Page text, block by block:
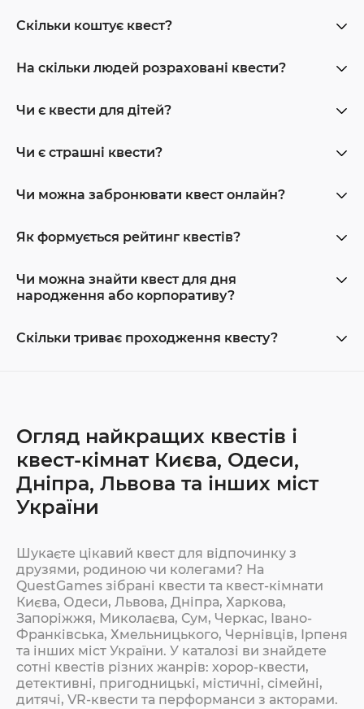
Скільки коштує квест?
На скільки людей розраховані квести?
Чи є квести для дітей?
Чи є страшні квести?
Чи можна забронювати квест онлайн?
Як формується рейтинг квестів?
Чи можна знайти квест для дня
народження або корпоративу?
Скільки триває проходження квесту?
Огляд найкращих квестів і
квест-кімнат Києва, Одеси,
Дніпра, Львова та інших міст
України
Шукаєте цікавий квест для відпочинку з
друзями, родиною чи колегами? На
QuestGames зібрані квести та квест-кімнати
Києва, Одеси, Львова, Дніпра, Харкова,
Запоріжжя, Миколаєва, Сум, Черкас, Івано-
Франківська, Хмельницького, Чернівців, Ірпеня
та інших міст України. У каталозі ви знайдете
сотні квестів різних жанрів: хорор-квести,
детективні, пригодницькі, містичні, сімейні,
дитячі, VR-квести та перформанси з акторами.